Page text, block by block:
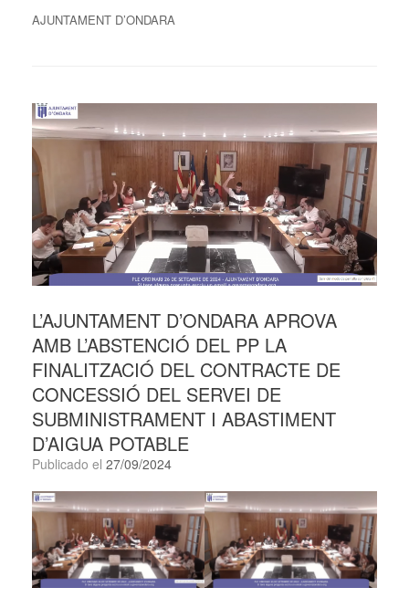
AJUNTAMENT D’ONDARA
L’AJUNTAMENT D’ONDARA APROVA
AMB L’ABSTENCIÓ DEL PP LA
FINALITZACIÓ DEL CONTRACTE DE
CONCESSIÓ DEL SERVEI DE
SUBMINISTRAMENT I ABASTIMENT
D’AIGUA POTABLE
Publicado el 27/09/2024